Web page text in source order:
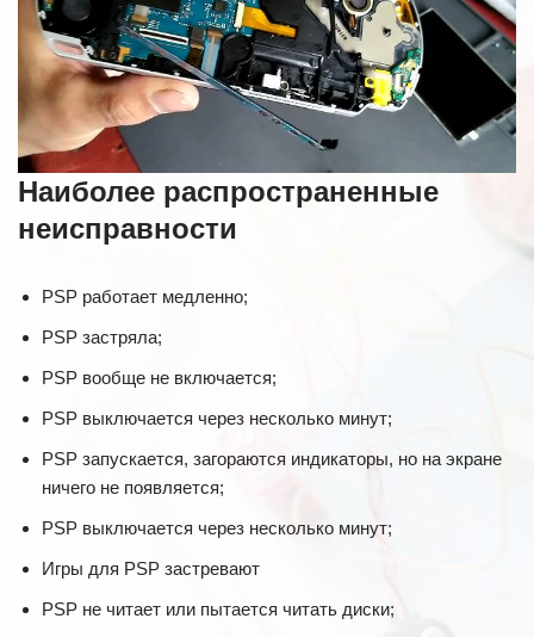
Наиболее распространенные
неисправности
PSP работает медленно;
PSP застряла;
PSP вообще не включается;
PSP выключается через несколько минут;
PSP запускается, загораются индикаторы, но на экране
ничего не появляется;
PSP выключается через несколько минут;
Игры для PSP застревают
PSP не читает или пытается читать диски;